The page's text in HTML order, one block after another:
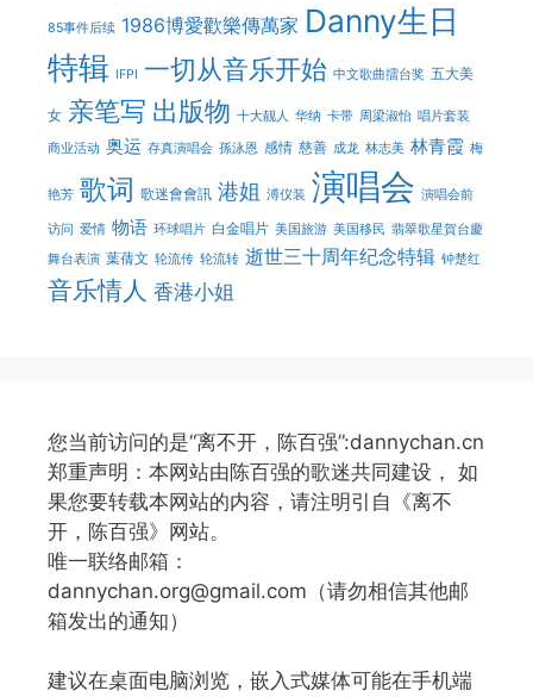
85事件后续 1986博愛歡樂傳萬家 Danny生日
特辑 IFPI 一切从音乐开始 中文歌曲擂台奖 五大美
女 亲笔写 出版物 十大靓人 华纳 卡带 周梁淑怡 唱片套装
商业活动 奥运 存真演唱会 孫泳恩 感情 慈善 成龙 林志美 林青霞 梅
艳芳 歌词 歌迷會會訊 港姐 溥仪装 演唱会 演唱会前
访问 爱情 物语 环球唱片 白金唱片 美国旅游 美国移民 翡翠歌星賀台慶
舞台表演 葉蒨文 轮流传 轮流转 逝世三十周年纪念特辑 钟楚红
音乐情人 香港小姐
您当前访问的是“离不开，陈百强”:dannychan.cn
郑重声明：本网站由陈百强的歌迷共同建设， 如
果您要转载本网站的内容，请注明引自《离不
开，陈百强》网站。
唯一联络邮箱：
dannychan.org@gmail.com（请勿相信其他邮
箱发出的通知）
建议在桌面电脑浏览，嵌入式媒体可能在手机端